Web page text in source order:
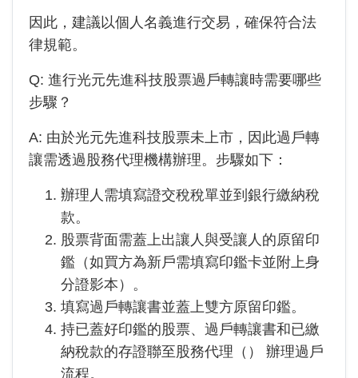
因此，建議以個人名義進行交易，確保符合法
律規範。
Q: 進行光元先進科技股票過戶轉讓時需要哪些
步驟？
A: 由於光元先進科技股票未上市，因此過戶轉
讓需透過股務代理機構辦理。步驟如下：
辦理人需填寫證交稅稅單並到銀行繳納稅
款。
股票背面需蓋上出讓人與受讓人的原留印
鑑（如買方為新戶需填寫印鑑卡並附上身
分證影本）。
填寫過戶轉讓書並蓋上雙方原留印鑑。
持已蓋好印鑑的股票、過戶轉讓書和已繳
納稅款的存證聯至股務代理（ ）
辦理過戶
流程。